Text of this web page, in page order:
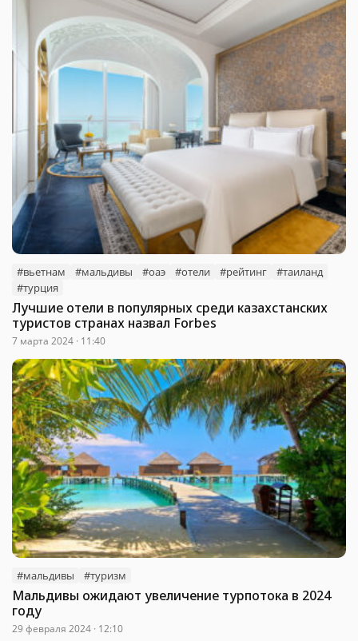
#вьетнам #мальдивы #оаэ #отели #рейтинг
#таиланд
#турция
Лучшие отели в популярных среди казахстанских
туристов странах назвал Forbes
7 марта 2024 · 11:40
#мальдивы #туризм
Мальдивы ожидают увеличение турпотока в 2024
году
29 февраля 2024 · 12:10